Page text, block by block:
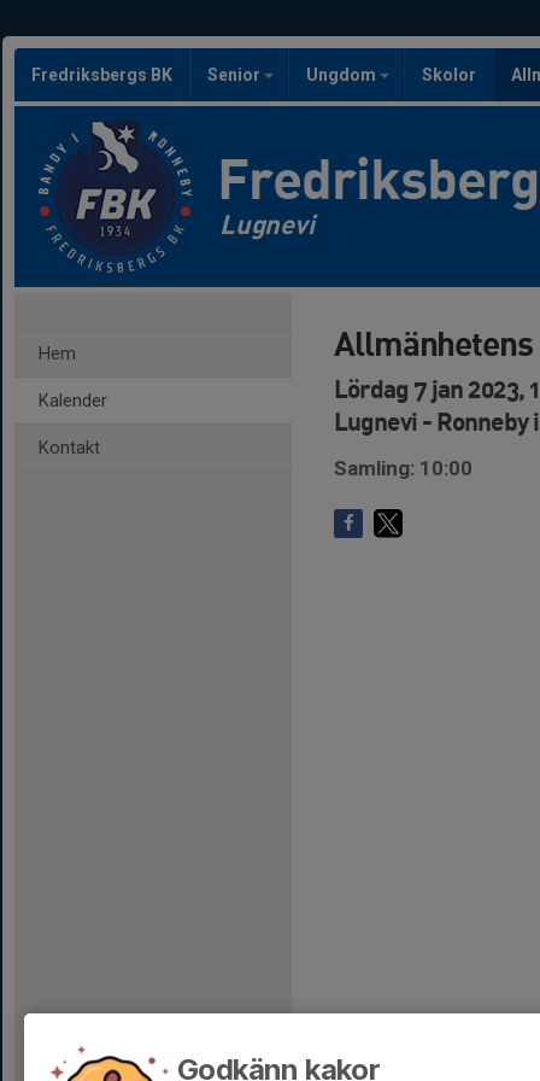
Fredriksbergs BK Senior Ungdom Skolor
Lugnevi
Hem
Kalender
Kontakt
Lördag 7 jan 2023,
Lugnevi - Ronneby
Samling: 10:00
Godkänn kakor